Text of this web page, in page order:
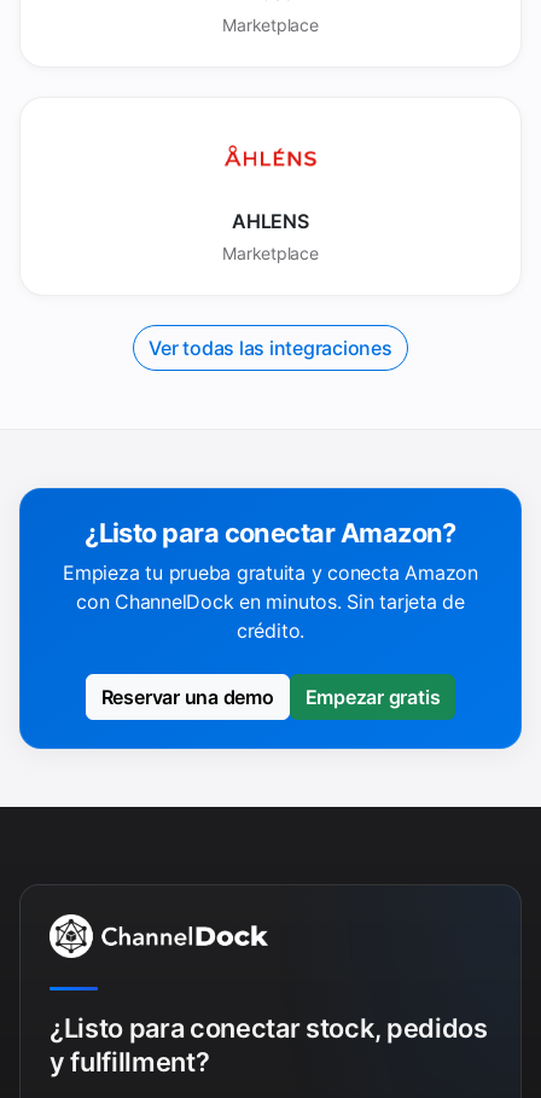
Marketplace
AHLENS
Marketplace
Ver todas las integraciones
¿Listo para conectar Amazon?
Empieza tu prueba gratuita y conecta Amazon
con ChannelDock en minutos. Sin tarjeta de
crédito.
Reservar una demo Empezar gratis
¿Listo para conectar stock, pedidos
y fulfillment?